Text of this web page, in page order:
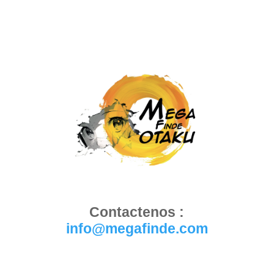
Contactenos :
info@megafinde.com